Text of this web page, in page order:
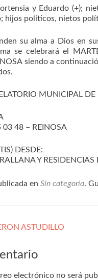
y Eduardo (+);
hijos políticos, nietos
su alma a Dios en
se celebrará el
siendo a
MUNICIPAL DE
03 48 – REINOSA
DESDE:
Y
en Sin categoría.
ASTUDILLO
electrónico no será